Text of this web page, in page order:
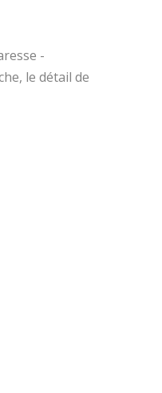
-
le détail de